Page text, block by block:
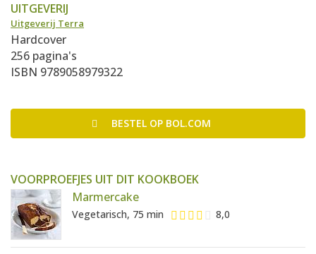
UITGEVERIJ
Uitgeverij Terra
Hardcover
256 pagina's
ISBN 9789058979322
BESTEL OP BOL.COM
VOORPROEFJES UIT DIT KOOKBOEK
Marmercake
Vegetarisch, 75 min 8,0